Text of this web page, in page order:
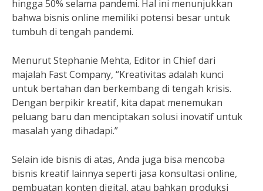
hingga 50% selama pandemi. Hal ini menunjukkan
bahwa bisnis online memiliki potensi besar untuk
tumbuh di tengah pandemi.
Menurut Stephanie Mehta, Editor in Chief dari
majalah Fast Company, “Kreativitas adalah kunci
untuk bertahan dan berkembang di tengah krisis.
Dengan berpikir kreatif, kita dapat menemukan
peluang baru dan menciptakan solusi inovatif untuk
masalah yang dihadapi.”
Selain ide bisnis di atas, Anda juga bisa mencoba
bisnis kreatif lainnya seperti jasa konsultasi online,
pembuatan konten digital, atau bahkan produksi